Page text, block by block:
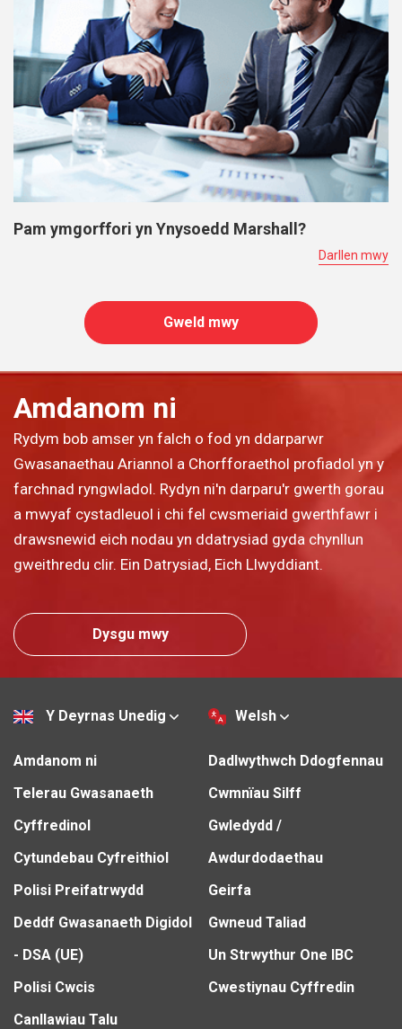
Pam ymgorffori yn Ynysoedd Marshall?
Darllen mwy
Gweld mwy
Amdanom ni
Rydym bob amser yn falch o fod yn ddarparwr
Gwasanaethau Ariannol a Chorfforaethol profiadol yn y
farchnad ryngwladol. Rydyn ni'n darparu'r gwerth gorau
a mwyaf cystadleuol i chi fel cwsmeriaid gwerthfawr i
drawsnewid eich nodau yn ddatrysiad gyda chynllun
gweithredu clir. Ein Datrysiad, Eich Llwyddiant.
Dysgu mwy
Y Deyrnas Unedig Welsh
Amdanom ni
Telerau Gwasanaeth
Cyffredinol
Cytundebau Cyfreithiol
Polisi Preifatrwydd
Deddf Gwasanaeth Digidol
- DSA (UE)
Polisi Cwcis
Canllawiau Talu
Dadlwythwch Ddogfennau
Cwmnïau Silff
Gwledydd /
Awdurdodaethau
Geirfa
Gwneud Taliad
Un Strwythur One IBC
Cwestiynau Cyffredin